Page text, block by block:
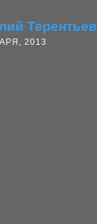
Терентьев
2013